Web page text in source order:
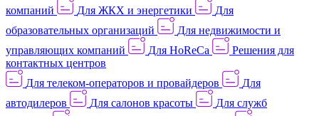
компаний
Для ЖКХ и энергетики
Для
образовательных организаций
Для недвижимости и
управляющих компаний
Для HoReCa
Решения для
контактных центров
Для телеком-операторов и провайдеров
Для
автодилеров
Для салонов красоты
Для служб